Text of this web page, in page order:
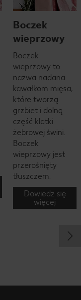
Boczek
wieprzowy
Boczek
wieprzowy to
nazwa nadana
kawałkom mięsa,
które tworzą
grzbiet i dolną
część klatki
żebrowej świni.
Boczek
wieprzowy jest
przerośnięty
tłuszczem.
Dowiedz się
więcej